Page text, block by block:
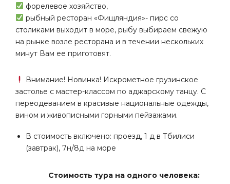
форелевое хозяйство,
рыбный ресторан «Фищляндия»- пирс со
столиками выходит в море, рыбу выбираем свежую
на рынке возле ресторана и в течении нескольких
минут Вам ее приготовят.
Внимание! Новинка! Искрометное грузинское
застолье с мастер-классом по аджарскому танцу. С
переодеванием в красивые национальные одежды,
вином и живописными горными пейзажами.
В стоимость включено: проезд, 1 д в Тбилиси
(завтрак), 7н/8д на море
Стоимость тура на одного человека: